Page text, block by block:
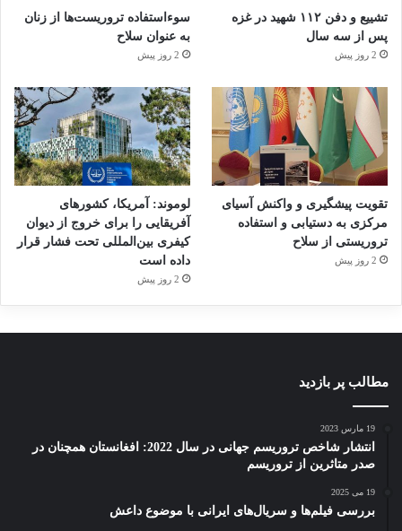
تشییع و دفن ۱۱۲ شهید در غزه
پس از سه سال
2 روز پیش
سوءاستفاده تروریست‌ها از زنان
به عنوان سلاح
2 روز پیش
تقویت پیشگیری و واکنش آسیای
مرکزی به دستیابی و استفاده
تروریستی از سلاح
2 روز پیش
لوموند: آمریکا، کشورهای
آفریقایی را برای خروج از دیوان
کیفری بین‌المللی تحت فشار قرار
داده است
2 روز پیش
مطالب پر بازدید
19 مارس 2023
انتشار شاخص تروریسم جهانی در سال 2022: افغانستان همچنان در
صدر متاثرین از تروریسم
19 می 2025
بررسی فیلم‌ها و سریال‌های ایرانی با موضوع داعش